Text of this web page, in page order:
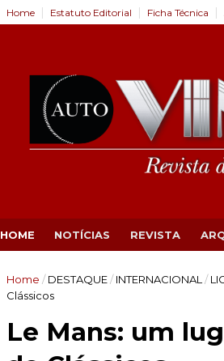
Home Estatuto Editorial Ficha Técnica
HOME NOTÍCIAS REVISTA
Home / DESTAQUE / INTERNACIONAL /
Clássicos
Le Mans: um